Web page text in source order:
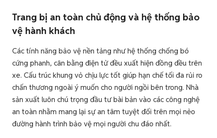
Trang bị an toàn chủ động và hệ thống bảo
vệ hành khách
Các tính năng bảo vệ nền tảng như hệ thống chống bó
cứng phanh, cân bằng điện tử đều xuất hiện đồng đều trên
xe. Cấu trúc khung vỏ chịu lực tốt giúp hạn chế tối đa rủi ro
chấn thương ngoài ý muốn cho người ngồi bên trong. Nhà
sản xuất luôn chú trọng đầu tư bài bản vào các công nghệ
an toàn nhằm mang lại sự an tâm tuyệt đối trên mọi nẻo
đường hành trình bảo vệ mọi người chu đáo nhất.